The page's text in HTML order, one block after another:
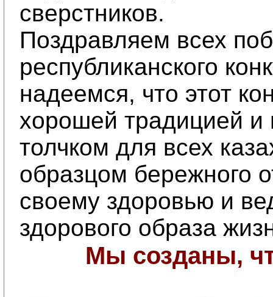
сверстников.
Поздравляем всех
республиканского
надеемся, что этот
хорошей традицией
толчком для всех
образцом бережного
своему здоровью и
здорового образа
Мы созданы,